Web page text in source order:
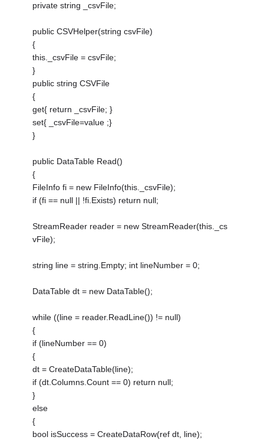
private string _csvFile;
public CSVHelper(string csvFile)
{
this._csvFile = csvFile;
}
public string CSVFile
{
get{ return _csvFile; }
set{ _csvFile=value ;}
}
public DataTable Read()
{
FileInfo fi = new FileInfo(this._csvFile);
if (fi == null || !fi.Exists) return null;
StreamReader reader = new StreamReader(this._cs
vFile);
string line = string.Empty; int lineNumber = 0;
DataTable dt = new DataTable();
while ((line = reader.ReadLine()) != null)
{
if (lineNumber == 0)
{
dt = CreateDataTable(line);
if (dt.Columns.Count == 0) return null;
}
else
{
bool isSuccess = CreateDataRow(ref dt, line);